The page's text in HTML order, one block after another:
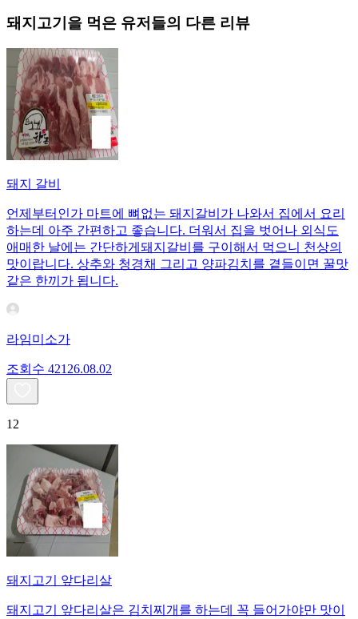
돼지고기 을 먹은 유저들의 다른 리뷰
돼지 갈비
언제부터인가 마트에 뼈없는 돼지갈비가 나와서 집에서 요리
하는데 아주 간편하고 좋습니다. 더워서 집을 벗어나 외식도
애매한 날에는 간단하게돼지갈비를 구이해서 먹으니 천상의
맛이랍니다. 상추와 청경채 그리고 양파김치를 곁들이면 꿀맛
같은 한끼가 됩니다.
라임미소가
조회수 421 26.08.02
12
돼지고기 앞다리살
돼지고기 앞다리살은 김치찌개를 하는데 꼭 들어가야만 맛이